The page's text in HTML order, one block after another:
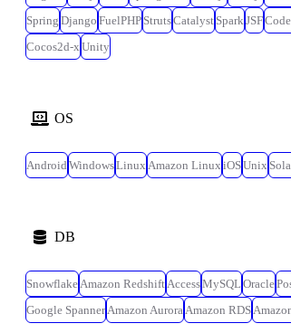
Spring Django FuelPHP StrutsCatalyst Spark JSF
Cocos2d-x Unity
OS
Android WindowsLinux Amazon Linux iOSUnix
DB
Snowflake Amazon Redshift AccessMySQL Oracle
Google Spanner Amazon Aurora Amazon RDS